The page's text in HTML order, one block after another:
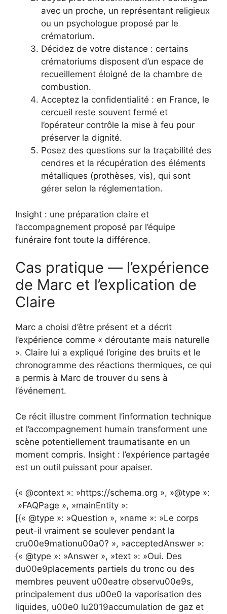
avec un proche, un représentant religieux
ou un psychologue proposé par le
crématorium.
Décidez de votre distance : certains
crématoriums disposent d’un espace de
recueillement éloigné de la chambre de
combustion.
Acceptez la confidentialité : en France, le
cercueil reste souvent fermé et
l’opérateur contrôle la mise à feu pour
préserver la dignité.
Posez des questions sur la traçabilité des
cendres et la récupération des éléments
métalliques (prothèses, vis), qui sont
gérer selon la réglementation.
Insight : une préparation claire et
l’accompagnement proposé par l’équipe
funéraire font toute la différence.
Cas pratique — l’expérience
de Marc et l’explication de
Claire
Marc a choisi d’être présent et a décrit
l’expérience comme « déroutante mais naturelle
». Claire lui a expliqué l’origine des bruits et le
chronogramme des réactions thermiques, ce qui
a permis à Marc de trouver du sens à
l’événement.
Ce récit illustre comment l’information technique
et l’accompagnement humain transforment une
scène potentiellement traumatisante en un
moment compris. Insight : l’expérience partagée
est un outil puissant pour apaiser.
{« @context »: »https://schema.org », »@type »:
»FAQPage », »mainEntity »:
[{« @type »: »Question », »name »: »Le corps
peut-il vraiment se soulever pendant la
cru00e9mationu00a0? », »acceptedAnswer »:
{« @type »: »Answer », »text »: »Oui. Des
du00e9placements partiels du tronc ou des
membres peuvent u00eatre observu00e9s,
principalement dus u00e0 la vaporisation des
liquides, u00e0 lu2019accumulation de gaz et